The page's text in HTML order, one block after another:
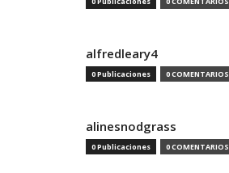
alfredleary4
0 Publicaciones 0 COMENTARIOS
alinesnodgrass
0 Publicaciones 0 COMENTARIOS